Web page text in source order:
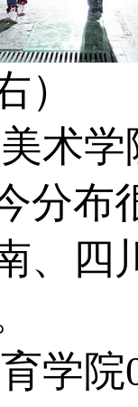
）
术
分布
、四
学